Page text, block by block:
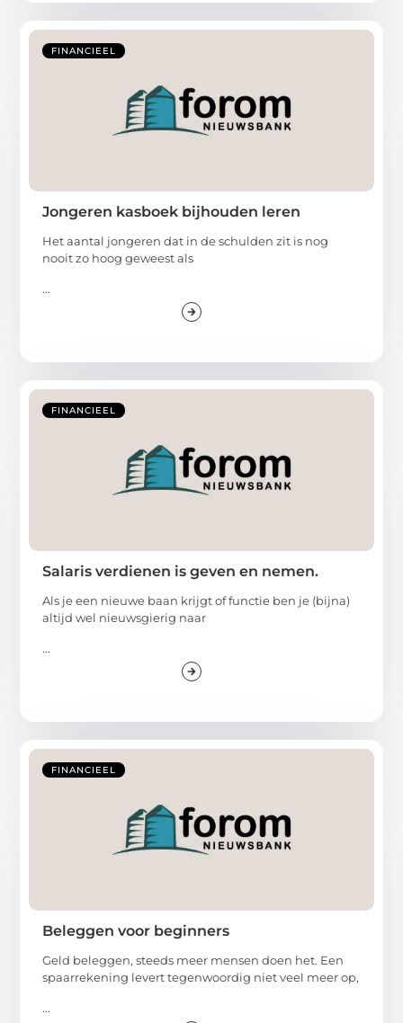
FINANCIEEL
Jongeren kasboek bijhouden leren
Het aantal jongeren dat in de schulden zit is nog
nooit zo hoog geweest als
...
FINANCIEEL
Salaris verdienen is geven en nemen.
Als je een nieuwe baan krijgt of functie ben je (bijna)
altijd wel nieuwsgierig naar
...
FINANCIEEL
Beleggen voor beginners
Geld beleggen, steeds meer mensen doen het. Een
spaarrekening levert tegenwoordig niet veel meer op,
...